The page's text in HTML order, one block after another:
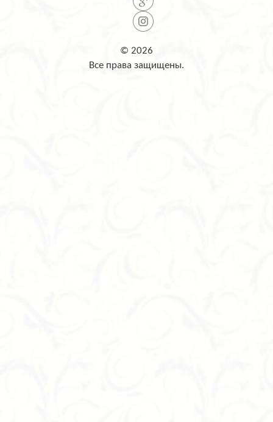
© 2026
Все права защищены.